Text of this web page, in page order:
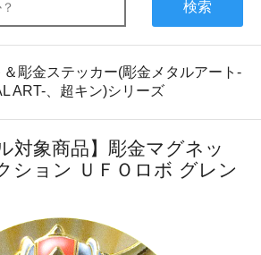
検索
彫金ステッカー(彫金メタルアート-
ART-、超キン)シリーズ
対象商品】彫金マグネッ
ション ＵＦＯロボ グレン